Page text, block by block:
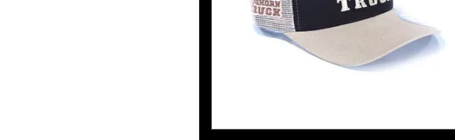
BONÉ LHT 21 - ADESIVO DE
R$30,00sem juros